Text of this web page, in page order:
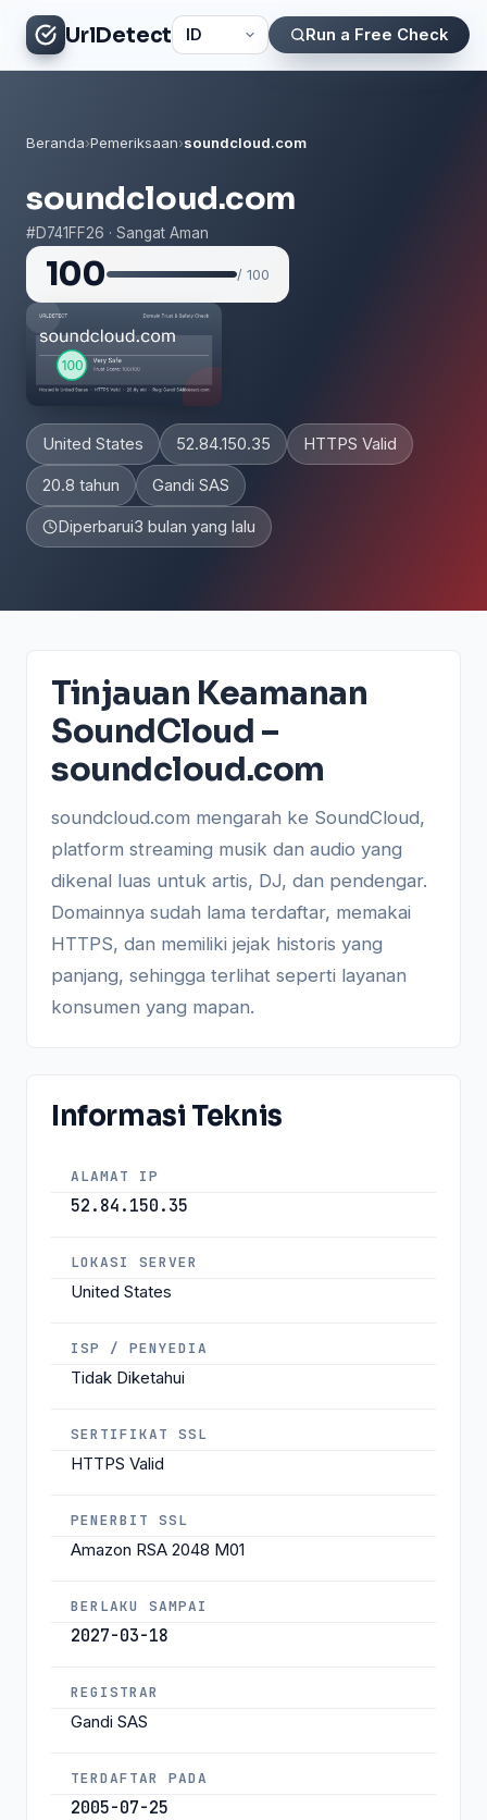
UrlDetect Run a Free Check
Beranda›Pemeriksaan›soundcloud.com
soundcloud.com
#D741FF26 · Sangat Aman
100 / 100
United States 52.84.150.35 HTTPS Valid
20.8 tahun Gandi SAS
Diperbarui3 bulan yang lalu
Tinjauan Keamanan
SoundCloud –
soundcloud.com
soundcloud.com mengarah ke SoundCloud,
platform streaming musik dan audio yang
dikenal luas untuk artis, DJ, dan pendengar.
Domainnya sudah lama terdaftar, memakai
HTTPS, dan memiliki jejak historis yang
panjang, sehingga terlihat seperti layanan
konsumen yang mapan.
Informasi Teknis
ALAMAT IP
52.84.150.35
LOKASI SERVER
United States
ISP / PENYEDIA
Tidak Diketahui
SERTIFIKAT SSL
HTTPS Valid
PENERBIT SSL
Amazon RSA 2048 M01
BERLAKU SAMPAI
2027-03-18
REGISTRAR
Gandi SAS
TERDAFTAR PADA
2005-07-25